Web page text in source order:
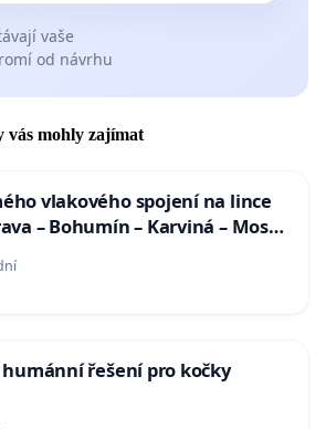
vaše
od návrhu
vás mohly zajímat
vlakového spojení na lince
– Bohumín – Karviná – Mosty
řešení pro kočky